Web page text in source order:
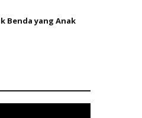
Benda yang Anak